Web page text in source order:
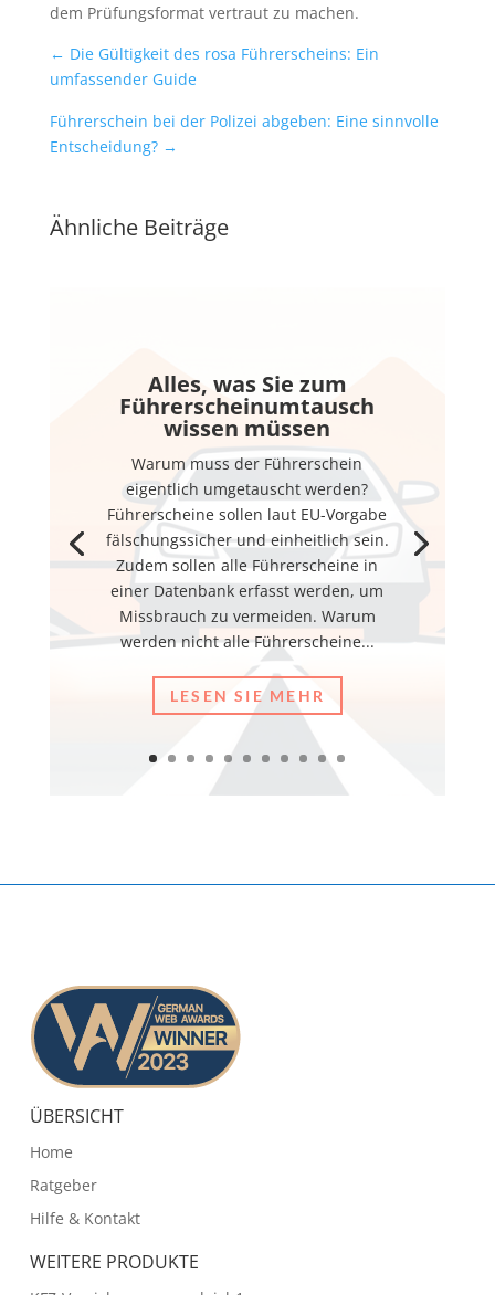
dem Prüfungsformat vertraut zu machen.
← Die Gültigkeit des rosa Führerscheins: Ein
umfassender Guide
Führerschein bei der Polizei abgeben: Eine sinnvolle
Entscheidung?→
Ähnliche Beiträge
Alles, was Sie zum
Führerscheinumtausch
wissen müssen
Warum muss der Führerschein
eigentlich umgetauscht werden?
Führerscheine sollen laut EU-Vorgabe
fälschungssicher und einheitlich sein.
Zudem sollen alle Führerscheine in
einer Datenbank erfasst werden, um
Missbrauch zu vermeiden. Warum
werden nicht alle Führerscheine...
LESEN SIE MEHR
ÜBERSICHT
Home
Ratgeber
Hilfe & Kontakt
WEITERE PRODUKTE